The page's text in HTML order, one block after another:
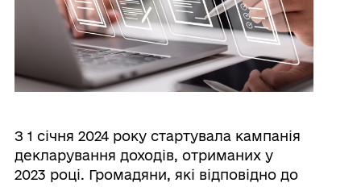
З 1 січня 2024 року стартувала кампанія
декларування доходів, отриманих у
2023 році. Громадяни, які відповідно до